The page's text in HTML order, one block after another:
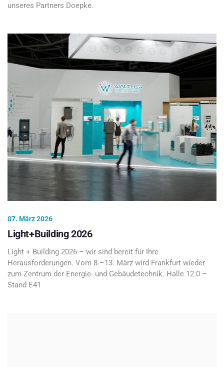
unseres Partners Doepke.
07. März 2026
Light+Building 2026
Light + Building 2026 – wir sind bereit für Ihre
Herausforderungen. Vom 8.–13. März wird Frankfurt wieder
zum Zentrum der Energie- und Gebäudetechnik. Halle 12.0 –
Stand E41